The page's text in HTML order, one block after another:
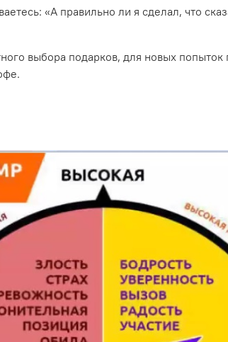
«А правильно ли я сделал, что
выбора подарков, для новых попыток